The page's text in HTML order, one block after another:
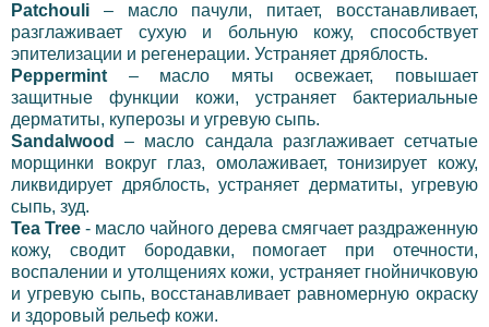
Patchouli – масло пачули, питает, восстанавливает,
разглаживает сухую и больную кожу, способствует
эпителизации и регенерации. Устраняет дряблость.
Peppermint – масло мяты освежает, повышает
защитные функции кожи, устраняет бактериальные
дерматиты, куперозы и угревую сыпь.
Sandalwood
– масло сандала разглаживает сетчатые
морщинки вокруг глаз, омолаживает, тонизирует кожу,
ликвидирует дряблость, устраняет дерматиты, угревую
сыпь, зуд.
Tea Tree - масло чайного дерева смягчает раздраженную
кожу, сводит бородавки, помогает при отечности,
воспалении и утолщениях кожи, устраняет гнойничковую
и угревую сыпь, восстанавливает равномерную окраску
и здоровый рельеф кожи.